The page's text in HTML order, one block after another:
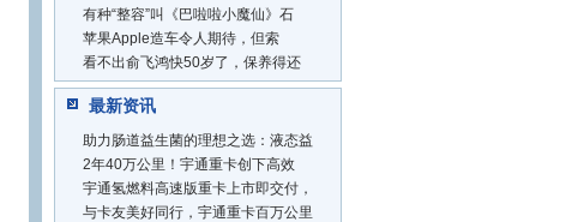
有种“整容”叫《巴啦啦小魔仙》石
苹果Apple造车令人期待，但索
看不出俞飞鸿快50岁了，保养得还
最新资讯
助力肠道益生菌的理想之选：液态益
2年40万公里！宇通重卡创下高效
宇通氢燃料高速版重卡上市即交付，
与卡友美好同行，宇通重卡百万公里